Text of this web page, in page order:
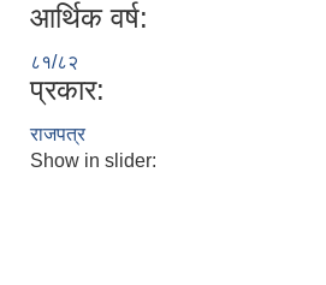
आर्थिक वर्ष:
८१/८२
प्रकार:
राजपत्र
Show in slider: